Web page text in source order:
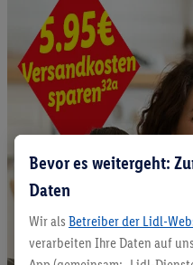
Bevor es weitergeht:
Daten
Wir als Betreiber der Lidl-
verarbeiten Ihre Daten auf